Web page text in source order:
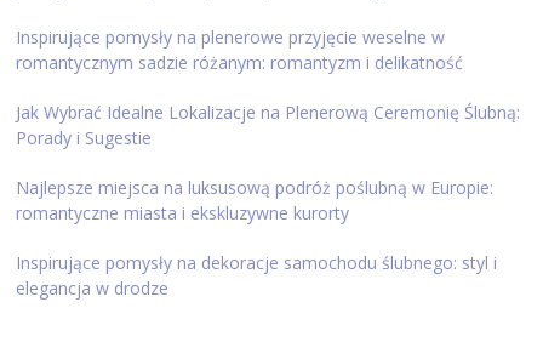
Inspirujące pomysły na plenerowe przyjęcie weselne w
romantycznym sadzie różanym: romantyzm i delikatność
Jak Wybrać Idealne Lokalizacje na Plenerową Ceremonię Ślubną:
Porady i Sugestie
Najlepsze miejsca na luksusową podróż poślubną w Europie:
romantyczne miasta i ekskluzywne kurorty
Inspirujące pomysły na dekoracje samochodu ślubnego: styl i
elegancja w drodze